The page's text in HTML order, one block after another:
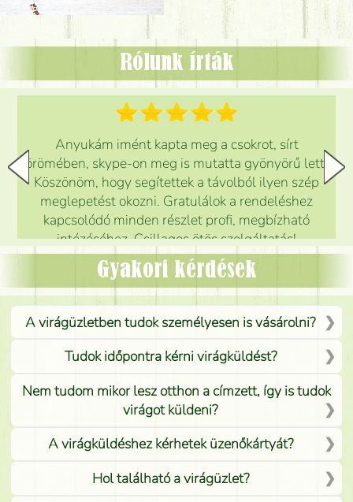
Rólunk írták
Anyukám imént kapta meg a csokrot, sírt
örömében, skype-on meg is mutatta gyönyörű lett.
Köszönöm, hogy segítettek a távolból ilyen szép
meglepetést okozni. Gratulálok a rendeléshez
kapcsolódó minden részlet profi, megbízható
intézéséhez. Csillagos ötös szolgáltatás!
Mónika
Gyakori kérdések
A virágüzletben tudok személyesen is vásárolni?
Tudok időpontra kérni virágküldést?
Nem tudom mikor lesz otthon a címzett, így is tudok
virágot küldeni?
A virágküldéshez kérhetek üzenőkártyát?
Hol található a virágüzlet?